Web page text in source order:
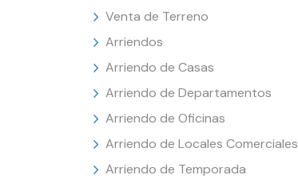
Venta de Terreno
Arriendos
Arriendo de Casas
Arriendo de Departamentos
Arriendo de Oficinas
Arriendo de Locales Comerciales
Arriendo de Temporada